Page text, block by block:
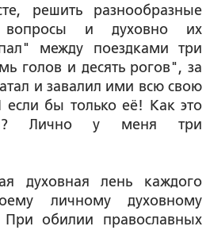
решить разнообразные
вопросы и духовно их
между поездками три
голов и десять рогов", за
и завалил ими всю свою
бы только её! Как это
Лично у меня три
духовная лень каждого
личному духовному
обилии православных